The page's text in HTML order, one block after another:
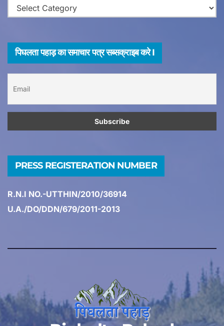
ट्रेंडिंग
न्यूज़
पिघलता पहाड़ का समाचार पत्र सब्सक्राइब करे I
PRESS REGISTERATION NUMBER
R.N.I NO.-UTTHIN/2010/36914
U.A./DO/DDN/679/2011-2013